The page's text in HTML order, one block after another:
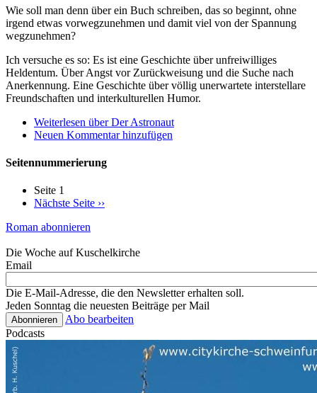
Wie soll man denn über ein Buch schreiben, das so beginnt, ohne
irgend etwas vorwegzunehmen und damit viel von der Spannung
wegzunehmen?
Ich versuche es so: Es ist eine Geschichte über unfreiwilliges
Heldentum. Über Angst vor Zurückweisung und die Suche nach
Anerkennung. Eine Geschichte über völlig unerwartete interstellare
Freundschaften und interkulturellen Humor.
Weiterlesen über Der Astronaut
Neuen Kommentar hinzufügen
Seitennummerierung
Seite 1
Nächste Seite ››
Roman abonnieren
Die Woche auf Kuschelkirche
Email
Die E-Mail-Adresse, die den Newsletter erhalten soll.
Jeden Sonntag die neuesten Beiträge per Mail
Abo bearbeiten
Podcasts